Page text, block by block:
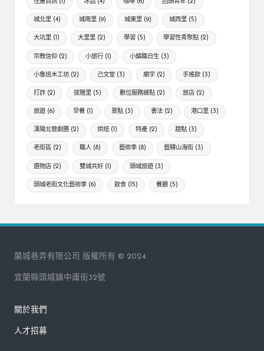
住屋資訊 (1) 冰品(4) 咖啡(6) 回頭青年 (2)
城北里 (4) 城南里(9) 城東里(9) 城西里 (5)
大坑里 (1) 大里里(2) 學習(5) 學習性青聚點 (2)
宗教信仰 (2) 小旅行(1) 小鎮職日生(3)
小魯班木工坊 (2) 己文堂(3) 廟宇(2) 手搖飲 (3)
打詐 (2) 拔雅里(5) 數位服務據點(2) 旅店 (2)
旅遊 (6) 早餐(1) 景點(3) 書法 (2) 港口里 (3)
漢陽北管劇團 (2) 烘焙(1) 特產(2) 甜點 (3)
老街區 (2) 職人(8) 藝術季(8) 藝驛山海街 (3)
選物店 (2) 雙城共好(1) 頭城旅遊(3)
頭城老街文化藝術季 (6) 飲食(15) 餐廳(5)
蘭城巷弄有限公司 版權所有 © 2024
宜蘭縣頭城鎮中庸街32號
關於我們
人才招募